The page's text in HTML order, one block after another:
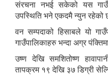
संरचना नभई सकेको यस
उपस्थिति भने एकदमै न्युन रहेको
वन सम्पदाको हिसाबले यो
गाउँपालिकाहरु भन्दा अग्र
उष्ण देखि समशितोष्ण
तापक्रम १९ देखि ३७ डिग्री